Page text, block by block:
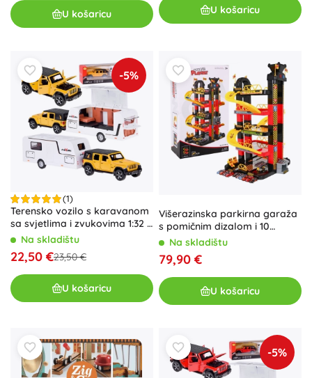
U košaricu U košaricu
-5%
(1)
Terensko vozilo s karavanom
sa svjetlima i zvukovima 1:32 –
žutoNa skladištu
22,50 €23,50 €
U košaricu
Višerazinska parkirna garaža
s pomičnim dizalom i 10
trkaćih autića
Na skladištu
79,90 €
U košaricu
-5%